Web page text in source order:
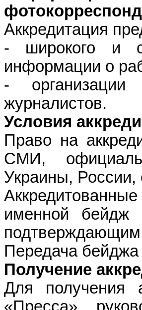
Аккредитация
- широкого и
информации о
- организации
журналистов.
Условия
Право на
СМИ,
Украины, России,
именной бейдж
подтверждающим
Передача
Получение
Для получения